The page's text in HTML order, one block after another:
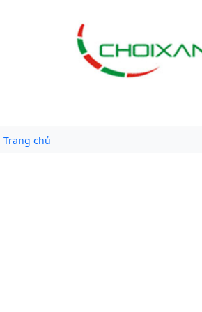
Trang chủ